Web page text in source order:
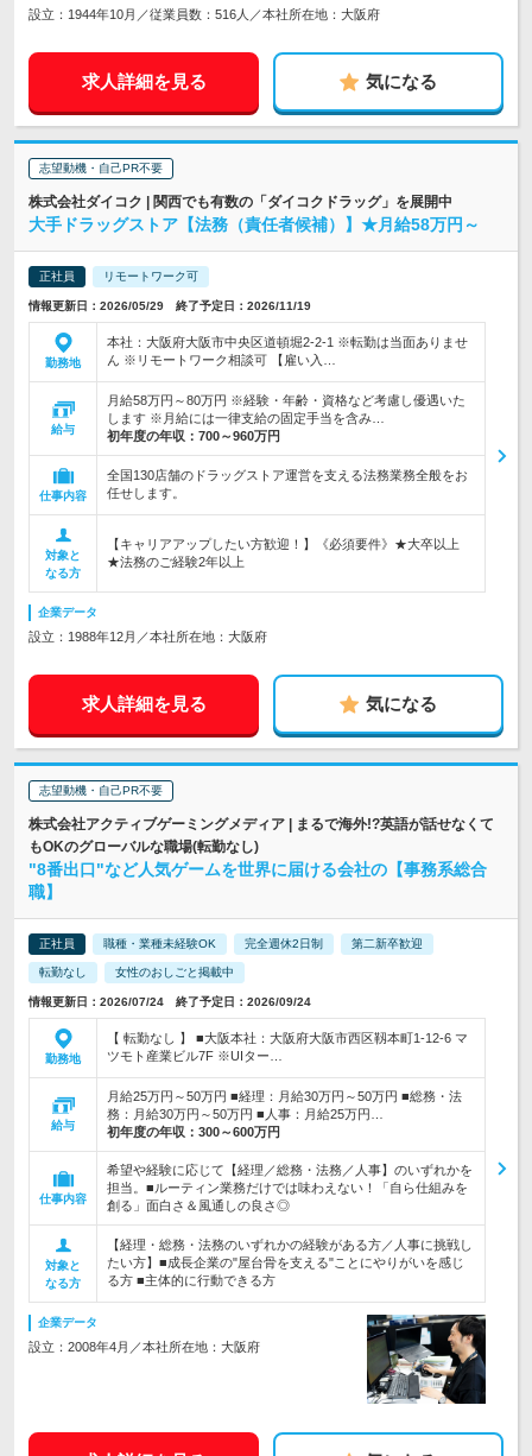
設立：1944年10月／従業員数：516人／本社所在地：大阪府
求人詳細を見る 気になる
志望動機・自己PR不要
株式会社ダイコク | 関西でも有数の「ダイコクドラッグ」を展開中
大手ドラッグストア【法務（責任者候補）】★月給58万円～
正社員 リモートワーク可
情報更新日：2026/05/29 終了予定日：2026/11/19
勤務地
本社：大阪府大阪市中央区道頓堀2-2-1 ※転勤は当面ありませ
ん ※リモートワーク相談可 【雇い入…
給与
月給58万円～80万円 ※経験・年齢・資格など考慮し優遇いた
します ※月給には一律支給の固定手当を含み…
初年度の年収： 700～960万円
仕事内容
全国130店舗のドラッグストア運営を支える法務業務全般をお
任せします。
対象と
なる方
【キャリアアップしたい方歓迎！】《必須要件》★大卒以上
★法務のご経験2年以上
企業データ
設立：1988年12月／本社所在地：大阪府
求人詳細を見る 気になる
志望動機・自己PR不要
株式会社アクティブゲーミングメディア | まるで海外!?英語が話せなくて
もOKのグローバルな職場(転勤なし)
"8番出口"など人気ゲームを世界に届ける会社の【事務系総合
職】
正社員 職種・業種未経験OK 完全週休2日制 第二新卒歓迎
転勤なし 女性のおしごと掲載中
情報更新日：2026/07/24 終了予定日：2026/09/24
勤務地
【 転勤なし 】 ■大阪本社：大阪府大阪市西区靱本町1-12-6 マ
ツモト産業ビル7F ※UIター…
給与
月給25万円～50万円 ■経理：月給30万円～50万円 ■総務・法
務：月給30万円～50万円 ■人事：月給25万円…
初年度の年収： 300～600万円
仕事内容
希望や経験に応じて【経理／総務・法務／人事】のいずれかを
担当。■ルーティン業務だけでは味わえない！「自ら仕組みを
創る」面白さ＆風通しの良さ◎
対象と
なる方
【経理・総務・法務のいずれかの経験がある方／人事に挑戦し
たい方】■成長企業の"屋台骨を支える"ことにやりがいを感じ
る方 ■主体的に行動できる方
企業データ
設立：2008年4月／本社所在地：大阪府